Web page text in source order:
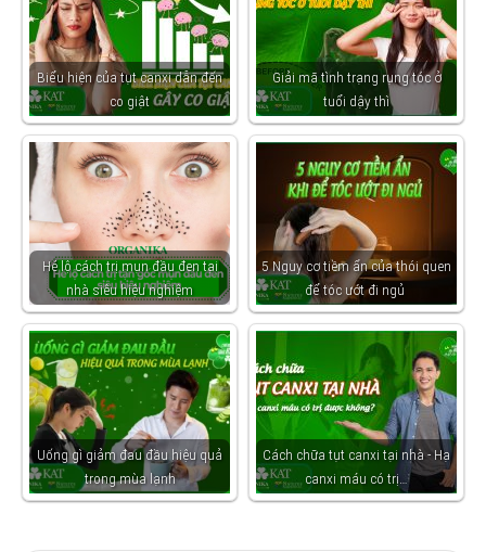
Biểu hiện của tụt canxi dẫn đến
co giật
Giải mã tình trạng rụng tóc ở
tuổi dậy thì
Hé lộ cách trị mụn đầu đen tại
nhà siêu hiệu nghiệm
5 Nguy cơ tiềm ẩn của thói quen
để tóc ướt đi ngủ
Uống gì giảm đau đầu hiệu quả
trong mùa lạnh
Cách chữa tụt canxi tại nhà - Hạ
canxi máu có trị…